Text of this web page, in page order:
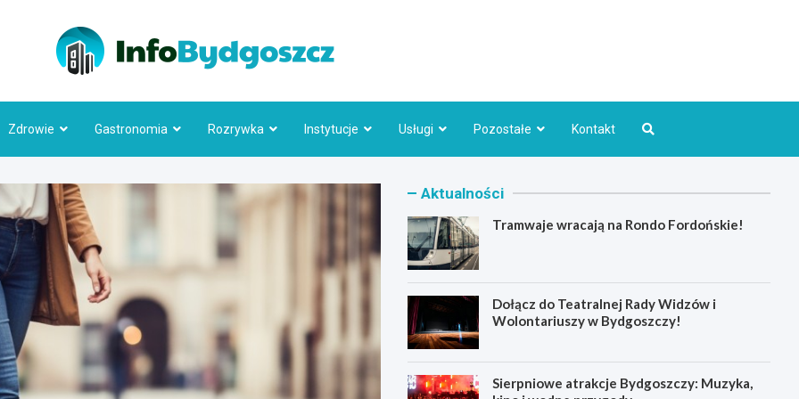
Zdrowie Gastronomia Rozrywka Instytucje Usługi Pozostałe Kontakt
Aktualności
Tramwaje wracają na Rondo Fordońskie!
Dołącz do Teatralnej Rady Widzów i
Wolontariuszy w Bydgoszczy!
Sierpniowe atrakcje Bydgoszczy: Muzyka,